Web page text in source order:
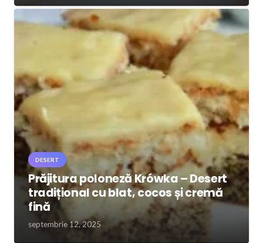
DESERT
Prăjitura poloneză Krówka – Desert
tradițional cu blat, cocos și cremă
fină
septembrie 12, 2025